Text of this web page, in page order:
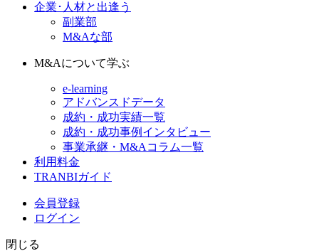
企業･人材と出逢う
副業部
M&Aな部
M&Aについて学ぶ
e-learning
アドバンスドデータ
成約・成功実績一覧
成約・成功事例インタビュー
事業承継・M&Aコラム一覧
利用料金
TRANBIガイド
会員登録
ログイン
閉じる